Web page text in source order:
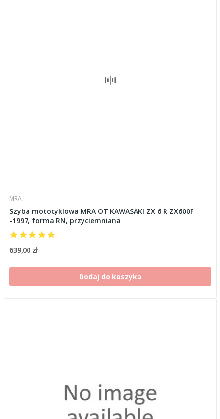
MRA
Szyba motocyklowa MRA OT KAWASAKI ZX 6 R ZX600F
-1997, forma RN, przyciemniana
639,00 zł
Dodaj do koszyka